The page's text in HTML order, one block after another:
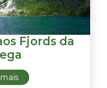
Fjords da